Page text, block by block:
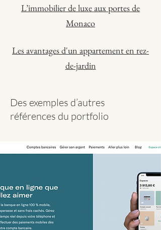
L’immobilier de luxe aux portes de
Monaco
Les avantages d'un appartement en rez-
de-jardin
Des exemples d’autres
références du portfolio